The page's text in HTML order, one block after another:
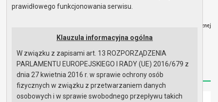
Strona główna Mapa serwisu Aktualności
Redakcja Instrukcja korzystania Dostępność
Strona główna
prawidłowego funkcjonowania serwisu.
Klauzula informacyjna ogólna
W związku z zapisami art. 13 ROZPORZĄDZENIA
PARLAMENTU EUROPEJSKIEGO I RADY (UE) 2016/679 z
dnia 27 kwietnia 2016 r. w sprawie ochrony osób
fizycznych w związku z przetwarzaniem danych
osobowych i w sprawie swobodnego przepływu takich